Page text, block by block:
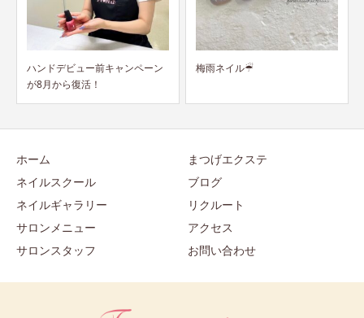
梅雨ネイル☔︎
まつげパーマご希望のお客様へ
ホーム
ネイルスクール
ネイルギャラリー
サロンメニュー
サロンスタッフ
まつげエクステ
ブログ
リクルート
アクセス
お問い合わせ